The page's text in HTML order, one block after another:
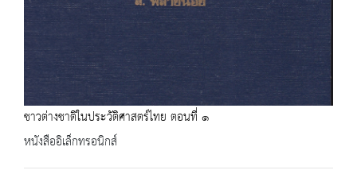
ชาวต่างชาติในประวัติศาสตร์ไทย ตอนที่ ๑
หนังสืออิเล็กทรอนิกส์